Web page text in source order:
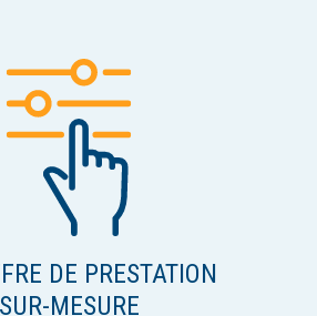
DE PRESTATION
SUR-MESURE